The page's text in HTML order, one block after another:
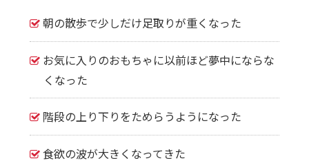
朝の散歩で少しだけ足取りが重くなった
お気に入りのおもちゃに以前ほど夢中にならな
くなった
階段の上り下りをためらうようになった
食欲の波が大きくなってきた